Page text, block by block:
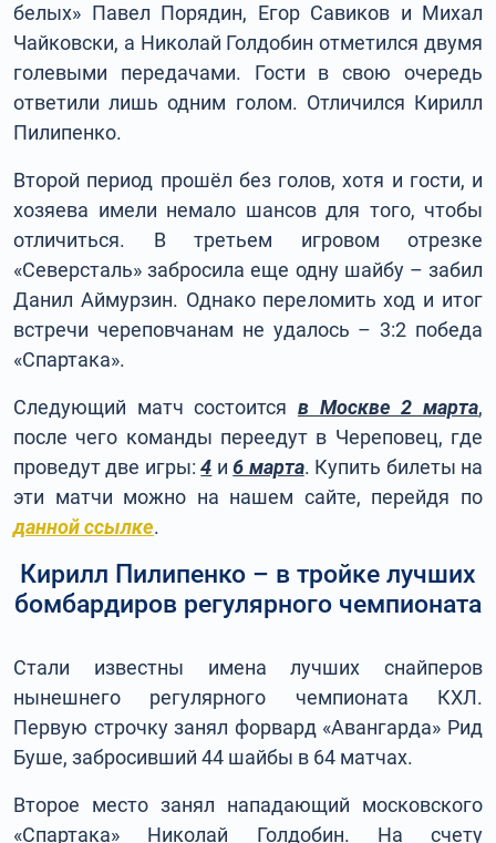
белых» Павел Порядин, Егор Савиков и Михал
Чайковски, а Николай Голдобин отметился двумя
голевыми передачами. Гости в свою очередь
ответили лишь одним голом. Отличился Кирилл
Пилипенко.
Второй период прошёл без голов, хотя и гости, и
хозяева имели немало шансов для того, чтобы
отличиться. В третьем игровом отрезке
«Северсталь» забросила еще одну шайбу – забил
Данил Аймурзин. Однако переломить ход и итог
встречи череповчанам не удалось – 3:2 победа
«Спартака».
Следующий матч состоится в Москве 2 марта,
после чего команды переедут в Череповец, где
проведут две игры:4 и6 марта. Купить билеты на
эти матчи можно на нашем сайте, перейдя по
данной ссылке.
Кирилл Пилипенко – в тройке лучших
бомбардиров регулярного чемпионата
Стали известны имена лучших снайперов
нынешнего регулярного чемпионата КХЛ.
Первую строчку занял форвард «Авангарда» Рид
Буше, забросивший 44 шайбы в 64 матчах.
Второе место занял нападающий московского
«Спартака» Николай Голдобин. На счету